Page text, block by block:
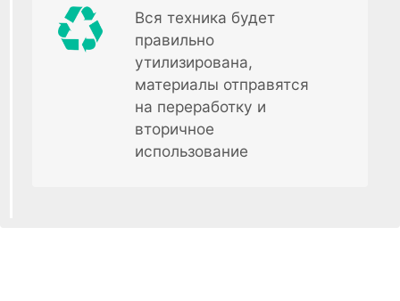
Вся техника будет
правильно
утилизирована,
материалы отправятся
на переработку и
вторичное
использование